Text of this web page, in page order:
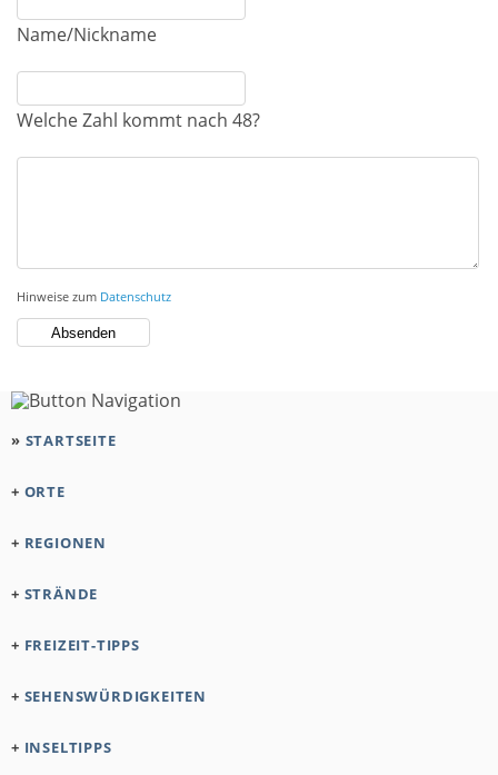
Name/Nickname
Welche Zahl kommt nach 48?
Hinweise zum Datenschutz
» STARTSEITE
+ ORTE
+ REGIONEN
+ STRÄNDE
+ FREIZEIT-TIPPS
+ SEHENSWÜRDIGKEITEN
+ INSELTIPPS